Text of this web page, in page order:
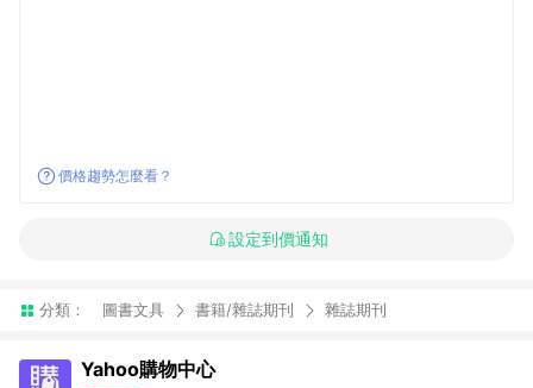
價格趨勢怎麼看？
設定到價通知
分類： 圖書文具 書籍/雜誌期刊 雜誌期刊
Yahoo購物中心